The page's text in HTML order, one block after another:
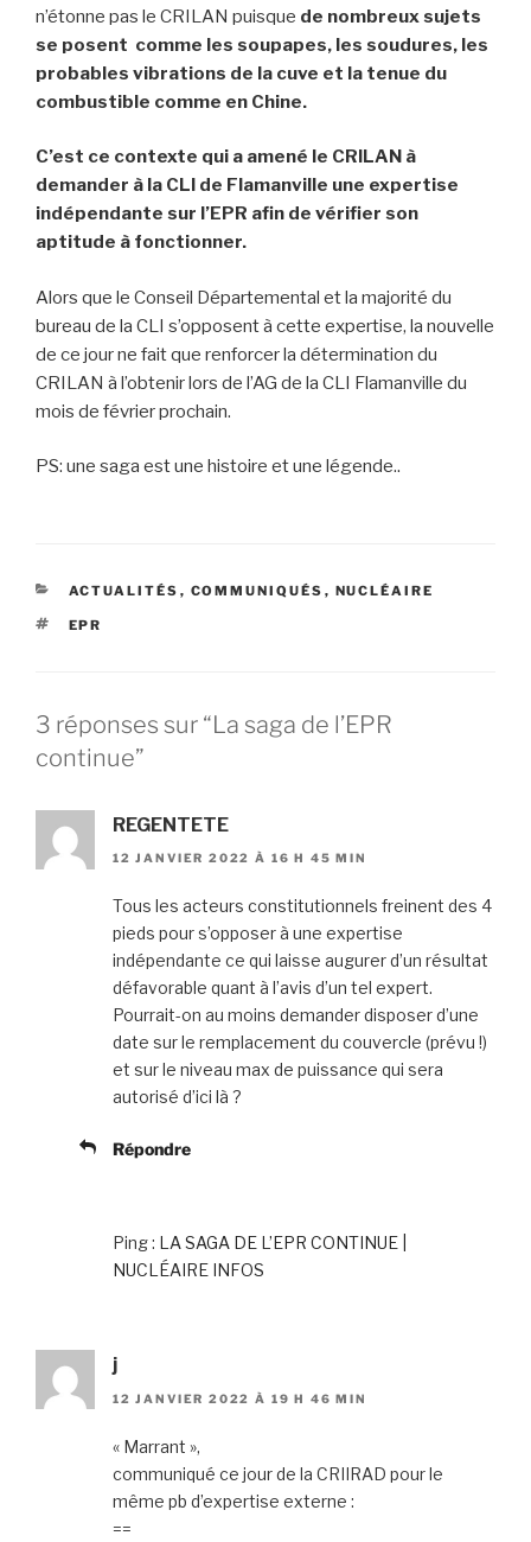
n’étonne pas le CRILAN puisque de nombreux sujets
se posent comme les soupapes, les soudures, les
probables vibrations de la cuve et la tenue du
combustible comme en Chine.
C’est ce contexte qui a amené le CRILAN à
demander à la CLI de Flamanville une expertise
indépendante sur l’EPR afin de vérifier son
aptitude à fonctionner.
Alors que le Conseil Départemental et la majorité du
bureau de la CLI s’opposent à cette expertise, la nouvelle
de ce jour ne fait que renforcer la détermination du
CRILAN à l’obtenir lors de l’AG de la CLI Flamanville du
mois de février prochain.
PS: une saga est une histoire et une légende..
CATÉGORIES
ACTUALITÉS , COMMUNIQUÉS , NUCLÉAIRE
ÉTIQUETTES
EPR
3 réponses sur “La saga de l’EPR
continue”
REGENTETE
12 JANVIER 2022 À 16 H 45 MIN
Tous les acteurs constitutionnels freinent des 4
pieds pour s’opposer à une expertise
indépendante ce qui laisse augurer d’un résultat
défavorable quant à l’avis d’un tel expert.
Pourrait-on au moins demander disposer d’une
date sur le remplacement du couvercle (prévu !)
et sur le niveau max de puissance qui sera
autorisé d’ici là ?
Répondre
Ping : LA SAGA DE L’EPR CONTINUE |
NUCLÉAIRE INFOS
j
12 JANVIER 2022 À 19 H 46 MIN
« Marrant »,
communiqué ce jour de la CRIIRAD pour le
même pb d’expertise externe :
==